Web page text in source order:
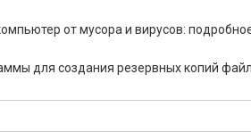
от мусора и вирусов:
для создания резервных копий